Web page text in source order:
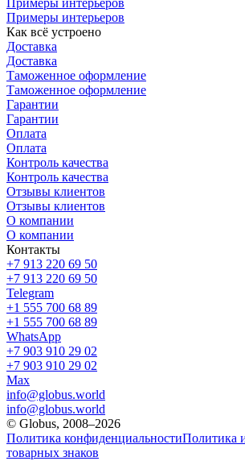
Примеры интерьеров
Как всё устроено
Доставка
Доставка
Таможенное оформление
Таможенное оформление
Гарантии
Гарантии
Оплата
Оплата
Контроль качества
Контроль качества
Отзывы клиентов
Отзывы клиентов
О компании
О компании
Контакты
+7 913 220 69 50
+7 913 220 69 50
Telegram
+1 555 700 68 89
+1 555 700 68 89
WhatsApp
+7 903 910 29 02
+7 903 910 29 02
Max
info@globus.world
info@globus.world
© Globus, 2008–2026
Политика конфиденциальностиПолитика
товарных знаков